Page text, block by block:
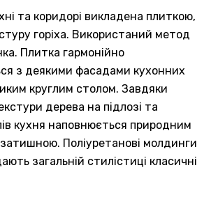
та коридорі викладена плиткою,
горіха. Використаний метод
Плитка гармонійно
з деякими фасадами кухонних
круглим столом. Завдяки
дерева на підлозі та
кухня наповнюється природним
Поліуретанові молдинги
загальній стилістиці класичні